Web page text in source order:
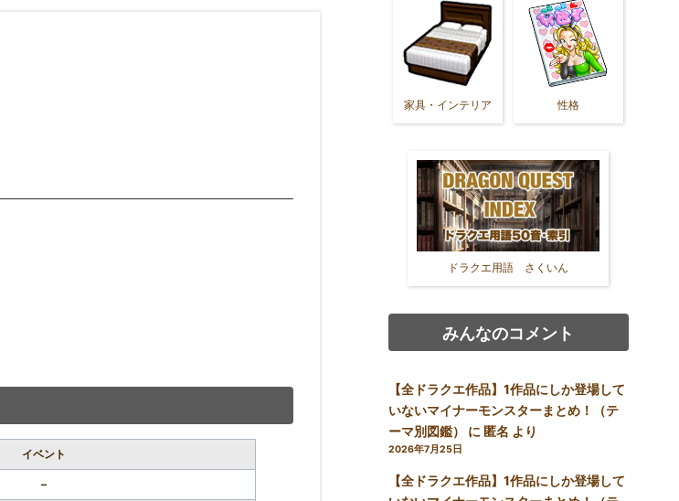
イベント
–
家具・インテリア 性格
ドラクエ用語 さくいん
みんなのコメント
【全ドラクエ作品】1作品にしか登場して
いないマイナーモンスターまとめ！（テ
ーマ別図鑑）
に 匿名 より
2026年7月25日
【全ドラクエ作品】1作品にしか登場して